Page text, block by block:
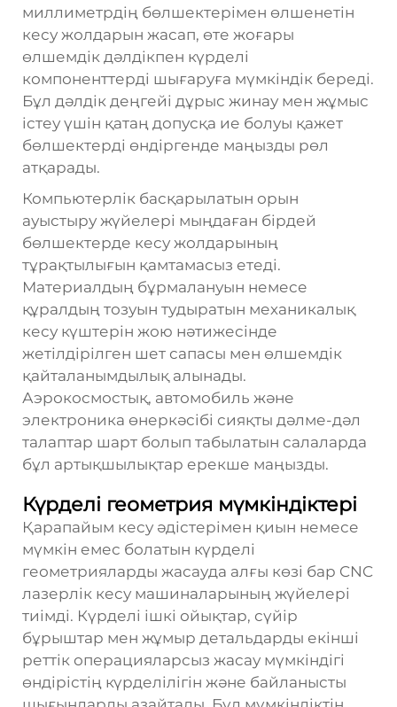
миллиметрдің бөлшектерімен өлшенетін
кесу жолдарын жасап, өте жоғары
өлшемдік дәлдікпен күрделі
компоненттерді шығаруға мүмкіндік береді.
Бұл дәлдік деңгейі дұрыс жинау мен жұмыс
істеу үшін қатаң допусқа ие болуы қажет
бөлшектерді өндіргенде маңызды рөл
атқарады.
Компьютерлік басқарылатын орын
ауыстыру жүйелері мыңдаған бірдей
бөлшектерде кесу жолдарының
тұрақтылығын қамтамасыз етеді.
Материалдың бұрмалануын немесе
құралдың тозуын тудыратын механикалық
кесу күштерін жою нәтижесінде
жетілдірілген шет сапасы мен өлшемдік
қайталанымдылық алынады.
Аэрокосмостық, автомобиль және
электроника өнеркәсібі сияқты дәлме-дәл
талаптар шарт болып табылатын салаларда
бұл артықшылықтар ерекше маңызды.
Күрделі геометрия мүмкіндіктері
Қарапайым кесу әдістерімен қиын немесе
мүмкін емес болатын күрделі
геометрияларды жасауда алғы көзі бар CNC
лазерлік кесу машиналарының жүйелері
тиімді. Күрделі ішкі ойықтар, сүйір
бұрыштар мен жұмыр детальдарды екінші
реттік операцияларсыз жасау мүмкіндігі
өндірістің күрделілігін және байланысты